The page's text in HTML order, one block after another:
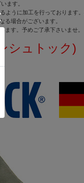
ます。
うに加工を行っております
る場合がございます。
す。予めご了承下さいませ。
シュトック)